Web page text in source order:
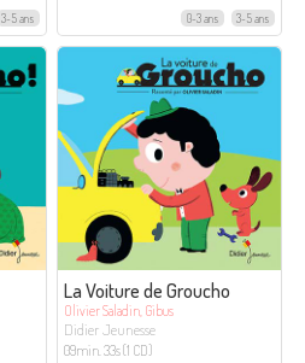
3-5 ans 0-3 ans 3-5 ans
La Voiture de Groucho
Olivier Saladin, Gibus
Didier Jeunesse
09min. 33s (1 CD)